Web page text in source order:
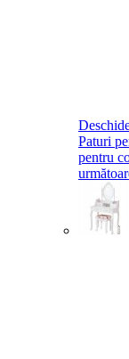
Paturi
pentru